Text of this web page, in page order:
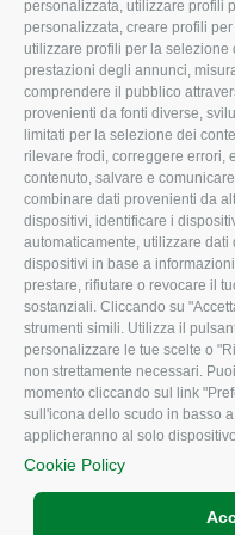
personalizzata, utilizzare profili
personalizzata, creare profili
utilizzare profili per la selezione
prestazioni degli annunci,
comprendere il pubblico
provenienti da fonti diverse,
limitati per la selezione dei
rilevare frodi, correggere errori,
contenuto, salvare e
combinare dati provenienti da
dispositivi, identificare i
automaticamente, utilizzare
dispositivi in base a
prestare, rifiutare o revocare il
sostanziali. Cliccando su
strumenti simili. Utilizza il
personalizzare le tue scelte o
non strettamente necessari.
momento cliccando sul link
sull'icona dello scudo in basso
applicheranno al solo
Cookie Policy
Organigramma aziendale
I Nostri Servizi
Uffici della Sede
provinciale
Le Sedi di Zona
Agricoltori S.r.l.
Whistleblowing
Confagricoltura Rovigo e
Agricoltori srl